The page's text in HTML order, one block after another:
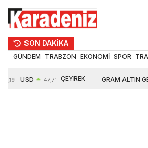
SON DAKİKA
GÜNDEM TRABZON EKONOMİ SPOR
USD 47,71 ÇEYREK GRAM ALTIN